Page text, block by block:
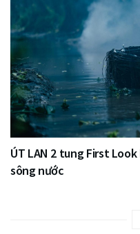
ÚT LAN 2 tung First
sông nước